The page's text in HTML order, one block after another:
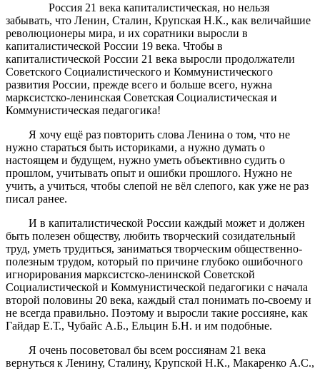
Россия 21 века капиталистическая, но нельзя
забывать, что Ленин, Сталин, Крупская Н.К., как величайшие
революционеры мира, и их соратники выросли в
капиталистической России 19 века. Чтобы в
капиталистической России 21 века выросли продолжатели
Советского Социалистического и Коммунистического
развития России, прежде всего и больше всего, нужна
марксистско-ленинская Советская Социалистическая и
Коммунистическая педагогика!
Я хочу ещё раз повторить слова Ленина о том, что не
нужно стараться быть историками, а нужно думать о
настоящем и будущем, нужно уметь объективно судить о
прошлом, учитывать опыт и ошибки прошлого. Нужно не
учить, а учиться, чтобы слепой не вёл слепого, как уже не раз
писал ранее.
И в капиталистической России каждый может и должен
быть полезен обществу, любить творческий созидательный
труд, уметь трудиться, заниматься творческим общественно-
полезным трудом, который по причине глубоко ошибочного
игнорирования марксистско-ленинской Советской
Социалистической и Коммунистической педагогики с начала
второй половины 20 века, каждый стал понимать по-своему и
не всегда правильно. Поэтому и выросли такие россияне, как
Гайдар Е.Т., Чубайс А.Б., Ельцин Б.Н. и им подобные.
Я очень посоветовал бы всем россиянам 21 века
вернуться к Ленину, Сталину, Крупской Н.К., Макаренко А.С.,